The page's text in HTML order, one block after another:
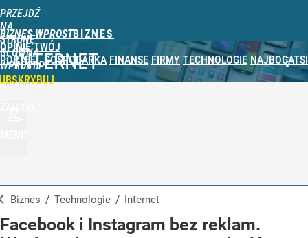
PRZEJDŹ
NA
STRONĘ
GŁÓWNĄ
WPROST.PL
BIZNES WPROST
OPINIE TWÓJ
PORTFEL GOSPODARKA FINANSE FIRMY TECHNOLOGIE NAJBOGATSI
INTERNET
Biznes / Technologie / Internet
Facebook i Instagram bez reklam.